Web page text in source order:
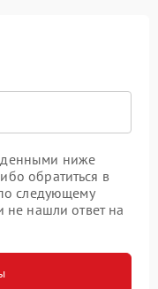
ниже
обратиться в
следующему
не нашли ответ на